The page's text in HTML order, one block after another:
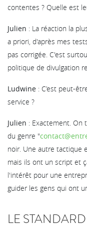
contentes ? Quelle est
Julien : La réaction la
a priori, d'après mes
pas corrigée. C'est
politique de divulgation
Ludwine : C’est peut-
service ?
Julien : Exactement. On
du genre "
noir. Une autre tactique
mais ils ont un script et
l'intérêt pour une
guider les gens qui ont
LE